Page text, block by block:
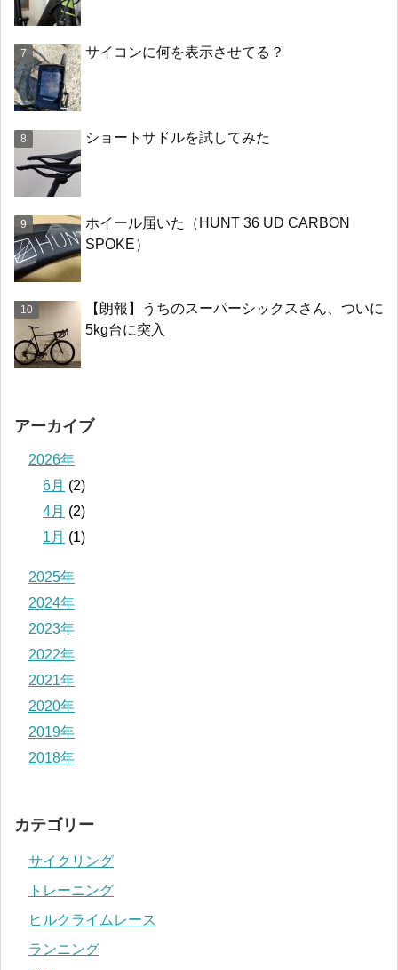
サイコンに何を表示させてる？
ショートサドルを試してみた
ホイール届いた（HUNT 36 UD CARBON
SPOKE）
【朗報】うちのスーパーシックスさん、ついに
5kg台に突入
アーカイブ
2026年
6月 (2)
4月 (2)
1月 (1)
2025年
2024年
2023年
2022年
2021年
2020年
2019年
2018年
カテゴリー
サイクリング
トレーニング
ヒルクライムレース
ランニング